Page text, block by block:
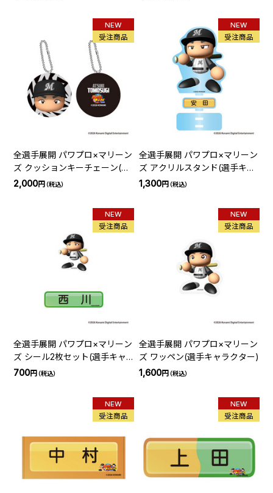
NEW
受注商品
全選手展開 パワプロ×マリーン
ズ クッションキーチェーン(選
手紹介ビジョン)
2,000円（税込）
NEW
受注商品
全選手展開 パワプロ×マリーン
ズ アクリルスタンド(選手キャ
ラクター)
1,300円（税込）
NEW
受注商品
全選手展開 パワプロ×マリーン
ズ シール2枚セット(選手キャ
ラクター)
700円（税込）
NEW
受注商品
全選手展開 パワプロ×マリーン
ズ ワッペン(選手キャラクター)
1,600円（税込）
NEW
受注商品
NEW
受注商品